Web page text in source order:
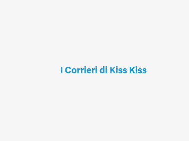
I Corrieri di Kiss Kiss